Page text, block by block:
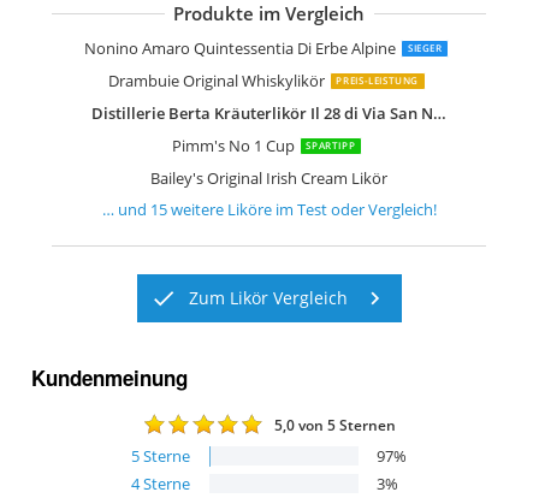
Produkte im Vergleich
Nonino Amaro Quintessentia Di Erbe Alpine SIEGER
Drambuie Original Whiskylikör PREIS-LEISTUNG
Distillerie Berta Kräuterlikör Il 28 di Via San Nicolao 0,70 lt
Pimm's No 1 Cup
SPARTIPP
Bailey's Original Irish Cream Likör
Frangelico Haselnusslikör
Cointreau Orangenlikör 700 ml
Benedictine DOM Kräuterlikör
Disaronno Amaretto Likör
Ginja Espinheira Kirschlikör aus
Kahlúa Coffee-Likör Aromatischer
Campari Bitter Aperitif
Galliano Vanilla 0.70 l
Túnel Hierbas de Mallorca Secas 40%
Walcher Marillenlikör Bio 28% 0,7 Liter
Marzadro Bellabomba Liköre
Amarula Cream in Geschenkpackung
Ziegler Erdbeer Sommerlikör
Jägermeister Manifest 1 Liter 38%
Minttu Peppermint 0,5 Liter 35% Vol
… und 15weitere Liköreim Test oder Vergleich!
Zum Likör Vergleich
Kundenmeinung
5,0von 5 Sternen
5Sterne 97%
4Sterne 3%